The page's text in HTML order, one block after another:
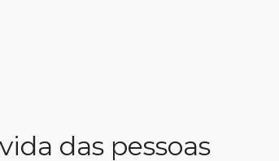
o que tem de